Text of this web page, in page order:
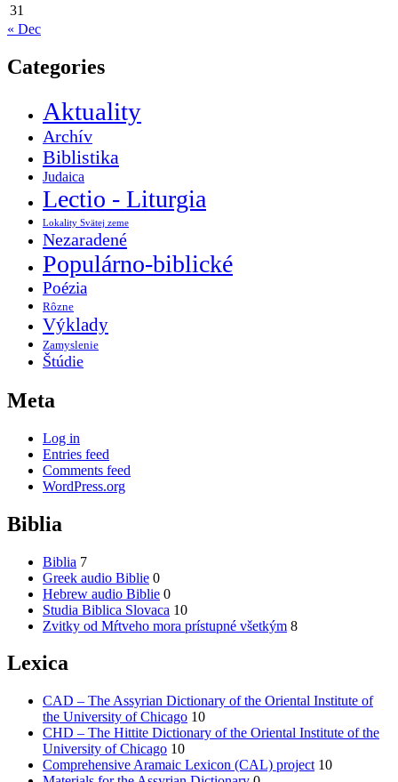
31
« Dec
Categories
Aktuality
Archív
Biblistika
Judaica
Lectio - Liturgia
Lokality Svätej zeme
Nezaradené
Populárno-biblické
Poézia
Rôzne
Výklady
Zamyslenie
Štúdie
Meta
Log in
Entries feed
Comments feed
WordPress.org
Biblia
Biblia 7
Greek audio Biblie 0
Hebrew audio Biblie 0
Studia Biblica Slovaca 10
Zvitky od Mŕtveho mora prístupné všetkým 8
Lexica
CAD – The Assyrian Dictionary of the Oriental Institute of
the University of Chicago 10
CHD – The Hittite Dictionary of the Oriental Institute of the
University of Chicago 10
Comprehensive Aramaic Lexicon (CAL) project 10